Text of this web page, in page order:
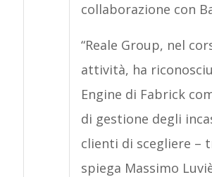
collaborazione con
“Reale Group, nel
attività, ha
Engine di Fabrick
di gestione degli
clienti di scegliere –
spiega Massimo